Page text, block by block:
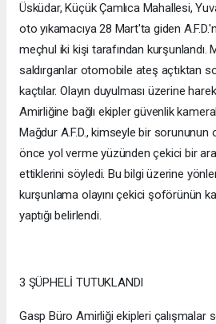
Üsküdar, Küçük Çamlıca Mahallesi,
oto yıkamacıya 28 Mart'ta giden
meçhul iki kişi tarafından kurşunlandı.
saldırganlar otomobile ateş açtıktan
kaçtılar. Olayın duyulması üzerine
Amirliğine bağlı ekipler güvenlik
Mağdur A.F.D., kimseyle bir sorununun
önce yol verme yüzünden çekici bir
ettiklerini söyledi. Bu bilgi üzerine
kurşunlama olayını çekici şoförünün
yaptığı belirlendi.
3 ŞÜPHELİ TUTUKLANDI
Gasp Büro Amirliği ekipleri çalışmalar